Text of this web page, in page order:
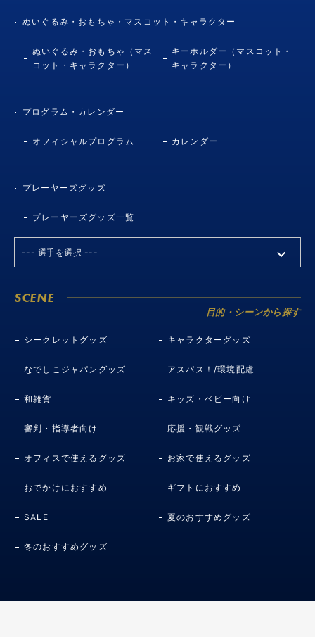
ぬいぐるみ・おもちゃ・マスコット・キャラクター
ぬいぐるみ・おもちゃ（マス
コット・キャラクター）
キーホルダー（マスコット・
キャラクター）
プログラム・カレンダー
オフィシャルプログラム カレンダー
プレーヤーズグッズ
プレーヤーズグッズ一覧
SCENE
目的・シーンから探す
シークレットグッズ キャラクターグッズ
なでしこジャパングッズ アスパス！/環境配慮
和雑貨 キッズ・ベビー向け
審判・指導者向け 応援・観戦グッズ
オフィスで使えるグッズ お家で使えるグッズ
おでかけにおすすめ ギフトにおすすめ
SALE 夏のおすすめグッズ
冬のおすすめグッズ